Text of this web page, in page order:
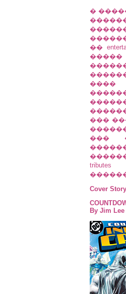
�
��
����
���
���
Cover Story
By Jim